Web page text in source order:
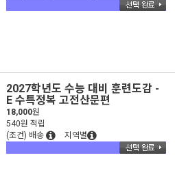
2027학년도 수능 대비 훈련도감 -
E 수특정복 고전산문편
18,000원
540원 적립
(조건) 배송
지역별